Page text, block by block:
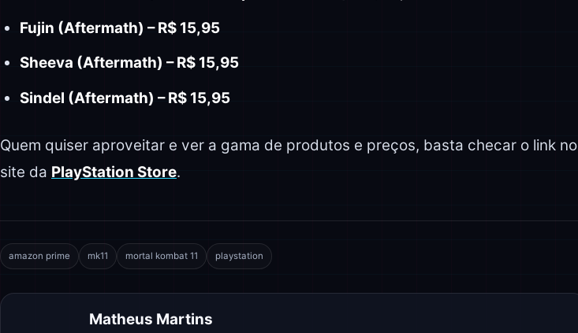
Fujin (Aftermath) – R$ 15,95
Sheeva (Aftermath) – R$ 15,95
Sindel (Aftermath) – R$ 15,95
Quem quiser aproveitar e ver a gama de produtos e preços, basta checar o link no
site da PlayStation Store.
amazon prime mk11 mortal kombat 11 playstation
Matheus Martins